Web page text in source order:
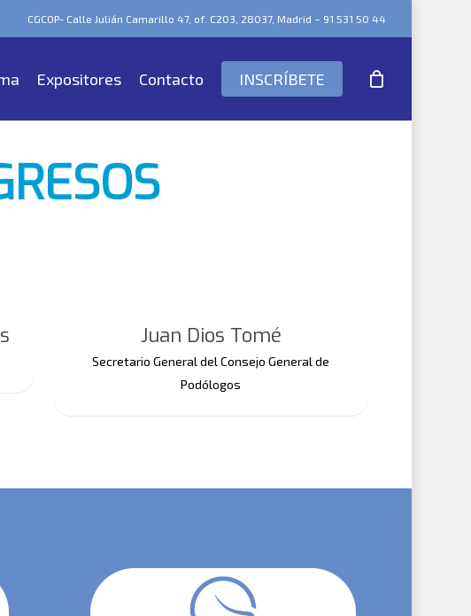
CGCOP- Calle Julián Camarillo 47, of. C203, 28037, Madrid – 91 531 50 44
Expositores Contacto INSCRÍBETE
Juan Dios Tomé
Secretario General del Consejo General de
Podólogos